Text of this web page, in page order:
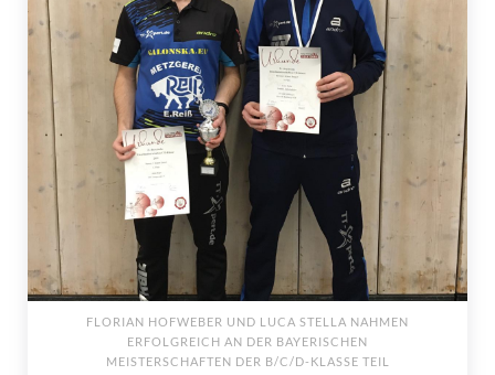
FLORIAN HOFWEBER UND LUCA STELLA NAHMEN
ERFOLGREICH AN DER BAYERISCHEN
MEISTERSCHAFTEN DER B/C/D-KLASSE TEIL